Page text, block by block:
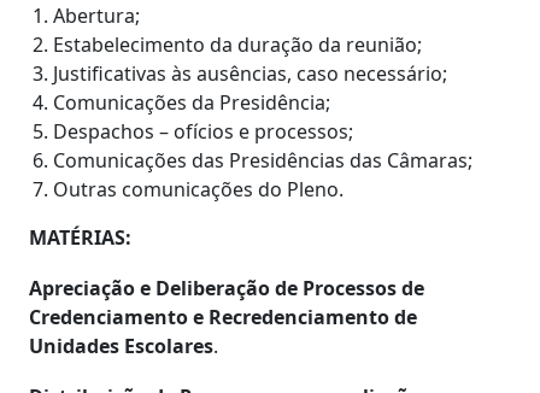
Abertura;
Estabelecimento da duração da reunião;
Justificativas às ausências, caso necessário;
Comunicações da Presidência;
Despachos – ofícios e processos;
Comunicações das Presidências das Câmaras;
Outras comunicações do Pleno.
MATÉRIAS:
Apreciação e Deliberação de Processos de
Credenciamento e Recredenciamento de
Unidades Escolares.